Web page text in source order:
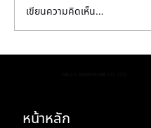
เขียนความคิดเห็น…
หน้าหลัก